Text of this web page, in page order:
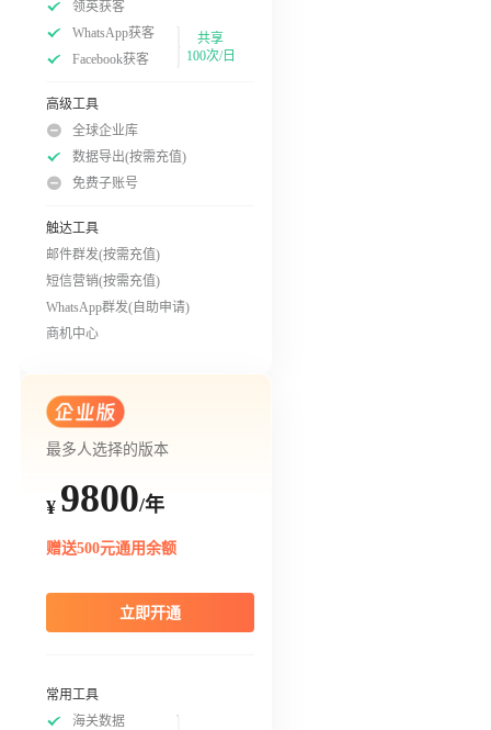
领英获客
WhatsApp获客
Facebook获客
共享
100次/日
高级工具
全球企业库
数据导出(按需充值)
免费子账号
触达工具
邮件群发(按需充值)
短信营销(按需充值)
WhatsApp群发(自助申请)
商机中心
最多人选择的版本
¥ 9800/年
赠送500元通用余额
立即开通
常用工具
海关数据